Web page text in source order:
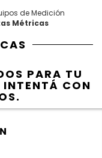
de Medición
Métricas
PARA TU
CON